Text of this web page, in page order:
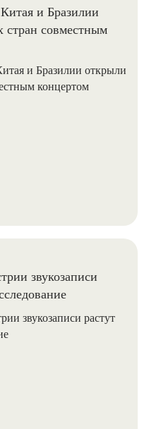
и Бразилии
стран совместным
звукозаписи